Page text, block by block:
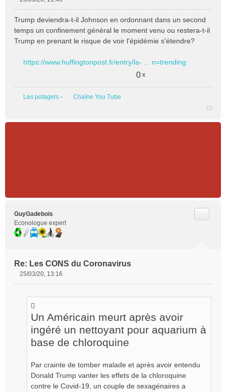
s
s
a
n
Trump deviendra-t-il Johnson en ordonnant dans un second
temps un confinement général le moment venu ou restera-t-il
Trump en prenant le risque de voir l'épidémie s'étendre?
https://www.huffingtonpost.fr/entry/la- ... n=trending
0 x
Les potagers - Chaîne You Tube
GuyGadebois
Econologue expert
Re: Les CONS du Coronavirus
25/03/20, 13:16
Un Américain meurt après avoir
ingéré un nettoyant pour aquarium à
base de chloroquine
Par crainte de tomber malade et après avoir entendu
Donald Trump vanter les effets de la chloroquine
contre le Covid-19, un couple de sexagénaires a